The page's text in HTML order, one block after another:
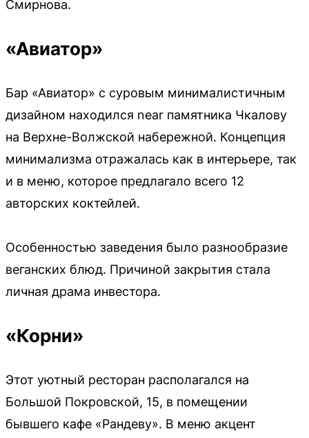
Смирнова.
«Авиатор»
Бар «Авиатор» с суровым минималистичным
дизайном находился near памятника Чкалову
на Верхне-Волжской набережной. Концепция
минимализма отражалась как в интерьере, так
и в меню, которое предлагало всего 12
авторских коктейлей.
Особенностью заведения было разнообразие
веганских блюд. Причиной закрытия стала
личная драма инвестора.
«Корни»
Этот уютный ресторан располагался на
Большой Покровской, 15, в помещении
бывшего кафе «Рандеву». В меню акцент